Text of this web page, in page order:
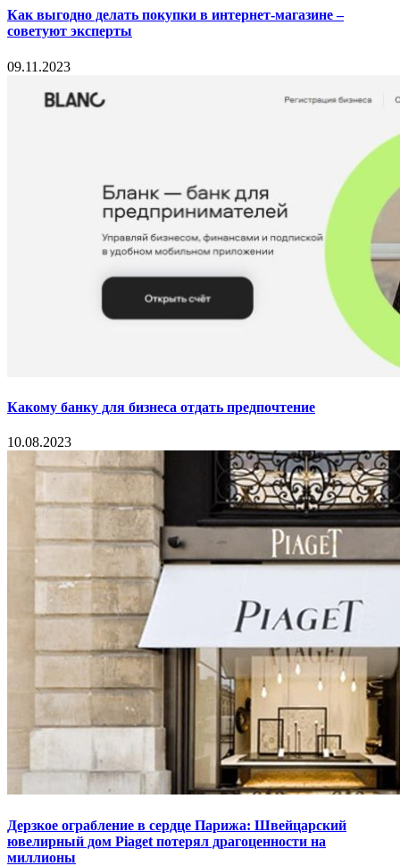
Как выгодно делать покупки в интернет-магазине –
советуют эксперты
09.11.2023
Какому банку для бизнеса отдать предпочтение
10.08.2023
Дерзкое ограбление в сердце Парижа: Швейцарский
ювелирный дом Piaget потерял драгоценности на
миллионы